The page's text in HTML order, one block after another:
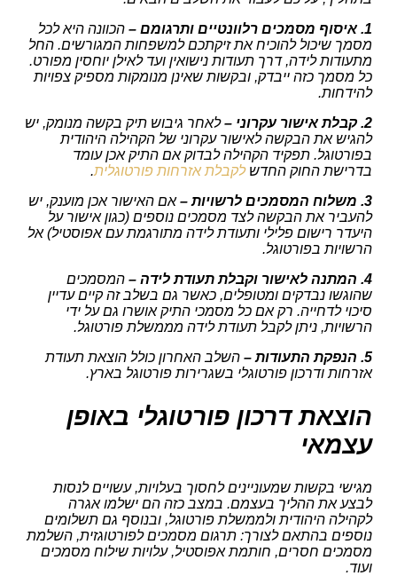
1. איסוף מסמכים רלוונטיים ותרגומם –
הכוונה היא לכל
מסמך שיכול להוכיח את זיקתכם למשפחות המגורשים. החל
מתעודות לידה, דרך תעודות נישואין ועד לאילן יוחסין מפורט.
כל מסמך כזה ייבדק, ובקשות שאינן מנומקות מספיק צפויות
להידחות.
2. קבלת אישור עקרוני –
לאחר גיבוש תיק בקשה מנומק, יש
להגיש את הבקשה לאישור עקרוני של הקהילה היהודית
בפורטוגל. תפקיד הקהילה לבדוק אם התיק אכן עומד
בדרישת החוק החדש לקבלת אזרחות פורטוגלית.
3. משלוח המסמכים לרשויות –
אם האישור אכן מוענק, יש
להעביר את הבקשה לצד מסמכים נוספים (כגון אישור על
היעדר רישום פלילי ותעודת לידה מתורגמת עם אפוסטיל) אל
הרשויות בפורטוגל.
4. המתנה לאישור וקבלת תעודת לידה –
המסמכים
שהוגשו נבדקים ומטופלים, כאשר גם בשלב זה קיים עדיין
סיכוי לדחייה. רק אם כל מסמכי התיק אושרו גם על ידי
הרשויות, ניתן לקבל תעודת לידה מממשלת פורטוגל.
5. הנפקת התעודות –
השלב האחרון כולל הוצאת תעודת
אזרחות ודרכון פורטוגלי בשגרירות פורטוגל בארץ.
הוצאת דרכון פורטוגלי באופן
עצמאי
מגישי בקשות שמעוניינים לחסוך בעלויות, עשויים לנסות
לבצע את ההליך בעצמם. במצב כזה הם ישלמו אגרה
לקהילה היהודית ולממשלת פורטוגל, ובנוסף גם תשלומים
נוספים בהתאם לצורך: תרגום מסמכים לפורטוגזית, השלמת
מסמכים חסרים, חותמת אפוסטיל, עלויות שילוח מסמכים
ועוד.